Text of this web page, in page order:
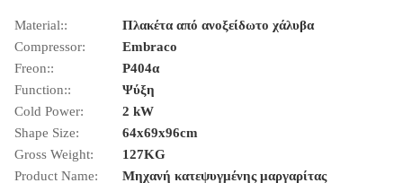
Material::
Πλακέτα από ανοξείδωτο χάλυβα
Compressor:
Embraco
Freon::
Ρ404α
Function::
Ψύξη
Cold Power:
2 kW
Shape Size:
64x69x96cm
Gross Weight:
127KG
Product Name:
Μηχανή κατεψυγμένης μαργαρίτας